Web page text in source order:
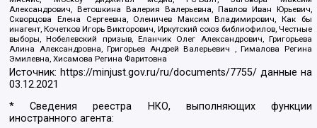
Александрович, Ветошкина Валерия Валерьевна, Павлов Иван Юрьевич,
Скворцова Елена Сергеевна, Оленичев Максим Владимирович, Как бы
инагент, Кочетков Игорь Викторович, Иркутский союз библиофилов, Честные
выборы, Нобелевский призыв, Еланчик Олег Александрович, Григорьева
Алина Александровна, Григорьев Андрей Валерьевич , Гималова Регина
Эмилевна, Хисамова Регина Фаритовна
Источник: https://minjust.gov.ru/ru/documents/7755/ данные на
03.12.2021
* Сведения реестра НКО, выполняющих функции
иностранного агента: